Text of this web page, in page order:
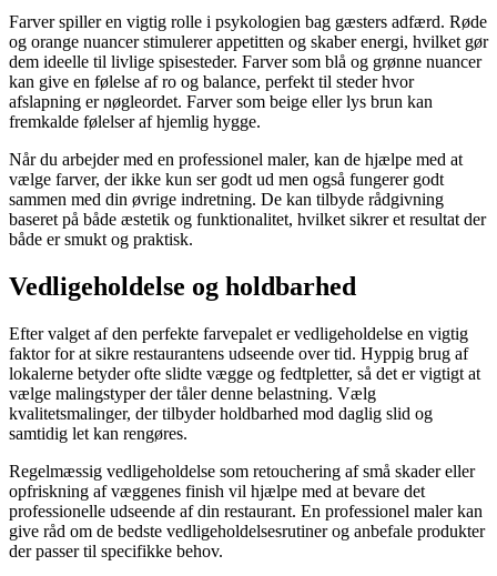
Farver spiller en vigtig rolle i psykologien bag gæsters adfærd. Røde
og orange nuancer stimulerer appetitten og skaber energi, hvilket gør
dem ideelle til livlige spisesteder. Farver som blå og grønne nuancer
kan give en følelse af ro og balance, perfekt til steder hvor
afslapning er nøgleordet. Farver som beige eller lys brun kan
fremkalde følelser af hjemlig hygge.
Når du arbejder med en professionel maler, kan de hjælpe med at
vælge farver, der ikke kun ser godt ud men også fungerer godt
sammen med din øvrige indretning. De kan tilbyde rådgivning
baseret på både æstetik og funktionalitet, hvilket sikrer et resultat der
både er smukt og praktisk.
Vedligeholdelse og holdbarhed
Efter valget af den perfekte farvepalet er vedligeholdelse en vigtig
faktor for at sikre restaurantens udseende over tid. Hyppig brug af
lokalerne betyder ofte slidte vægge og fedtpletter, så det er vigtigt at
vælge malingstyper der tåler denne belastning. Vælg
kvalitetsmalinger, der tilbyder holdbarhed mod daglig slid og
samtidig let kan rengøres.
Regelmæssig vedligeholdelse som retouchering af små skader eller
opfriskning af væggenes finish vil hjælpe med at bevare det
professionelle udseende af din restaurant. En professionel maler kan
give råd om de bedste vedligeholdelsesrutiner og anbefale produkter
der passer til specifikke behov.